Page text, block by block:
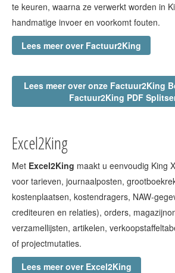
te keuren, waarna ze verwerkt worden in
handmatige invoer en voorkomt fouten.
Lees meer over Factuur2King
Lees meer over onze Factuur2King
Factuur2King PDF
Excel2King
Met Excel2King maakt u eenvoudig King
voor tarieven, journaalposten,
kostenplaatsen, kostendragers, NAW-
crediteuren en relaties), orders,
verzamellijsten, artikelen,
of projectmutaties.
Lees meer over Excel2King